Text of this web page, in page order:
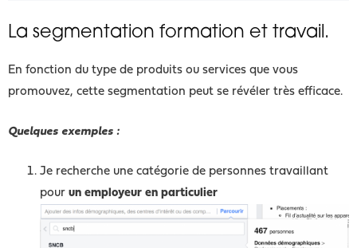
La segmentation formation et travail.
En fonction du type de produits ou services que vous
promouvez, cette segmentation peut se révéler très efficace.
Quelques exemples :
Je recherche une catégorie de personnes travaillant
pour un employeur en particulier